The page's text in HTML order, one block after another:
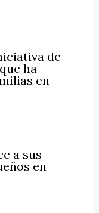
de
ha
en
a sus
en